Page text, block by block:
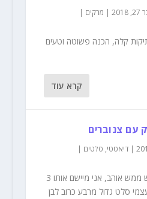
| מרקים |
קלה, הכנה פשוטה וטעים
קרא עוד
עם צנוברים
| דיאטטי, סלטים |
אוקי זה מתכון שאני ממש ממש אוהב, אני מיישם אותו 3
סלט גדול מרבע כרוב לבן